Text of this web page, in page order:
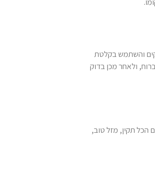
והשתמש בקלטת
ולאחר מכן בדוק
תקין, מזל טוב,